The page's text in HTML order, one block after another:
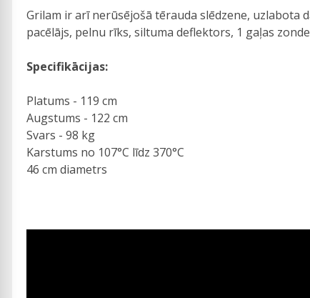
Grilam ir arī nerūsējošā tērauda slēdzene, uzlabota
pacēlājs, pelnu rīks, siltuma deflektors, 1 gaļas
Specifikācijas:
Platums - 119 cm
Augstums - 122 cm
Svars - 98 kg
Karstums no 107°C līdz 370°C
46 cm diametrs